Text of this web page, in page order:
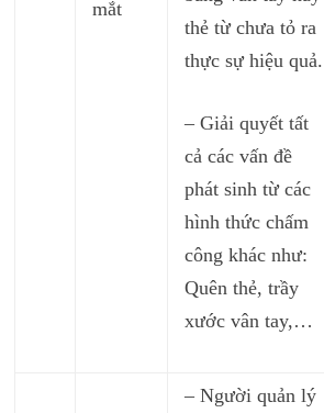
mắt
thẻ từ chưa tỏ ra
thực sự hiệu quả.
– Giải quyết tất
cả các vấn đề
phát sinh từ các
hình thức chấm
công khác như:
Quên thẻ, trầy
xước vân tay,…
– Người quản lý